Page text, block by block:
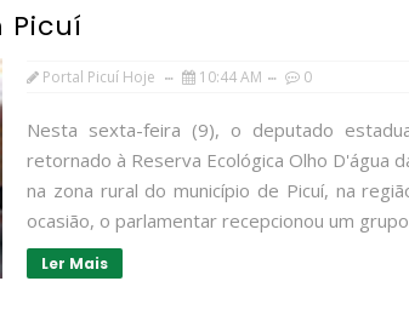
Picuí
Portal Picuí Hoje 10:44 AM 0
Nesta sexta-feira (9), o deputado
retornado à Reserva Ecológica Olho D'água
na zona rural do município de Picuí, na
ocasião, o parlamentar recepcionou um grupo
Ler Mais